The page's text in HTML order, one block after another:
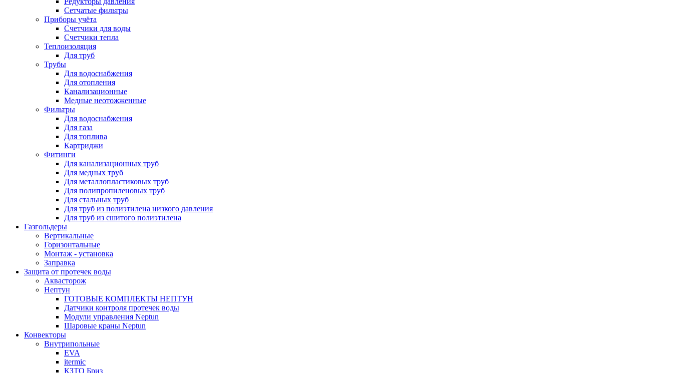
Сетчатые фильтры
Приборы учёта
Счетчики для воды
Счетчики тепла
Теплоизоляция
Для труб
Трубы
Для водоснабжения
Для отопления
Канализационные
Медные неотожженные
Фильтры
Для водоснабжения
Для газа
Для топлива
Картриджи
Фитинги
Для канализационных труб
Для медных труб
Для металлопластиковых труб
Для полипропиленовых труб
Для стальных труб
Для труб из полиэтилена низкого давления
Для труб из сшитого полиэтилена
Газгольдеры
Вертикальные
Горизонтальные
Монтаж - установка
Заправка
Защита от протечек воды
Аквасторож
Нептун
ГОТОВЫЕ КОМПЛЕКТЫ НЕПТУН
Датчики контроля протечек воды
Модули управления Neptun
Шаровые краны Neptun
Конвекторы
Внутрипольные
EVA
itermic
КЗТО Бриз